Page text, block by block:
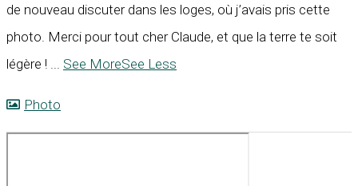
de nouveau discuter dans les loges, où j’avais pris cette
photo. Merci pour tout cher Claude, et que la terre te soit
légère !
See MoreSee Less
Photo